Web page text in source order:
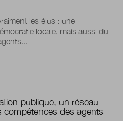
les élus : une
locale, mais aussi du
publique, un réseau
compétences des agents